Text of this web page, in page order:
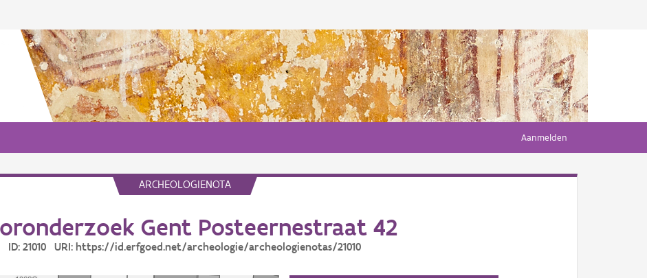
Aanmelden
ARCHEOLOGIENOTA
Gent Posteernestraat 42
ID: 21010 URI: https://id.erfgoed.net/archeologie/archeologienotas/21010